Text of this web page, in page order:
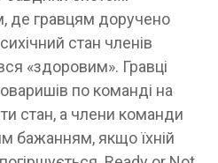
де гравцям доручено
стан членів
«здоровим». Гравці
по команді на
стан, а члени команди
бажанням, якщо їхній